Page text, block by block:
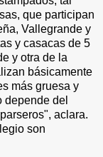
que participan
Vallegrande y
y casacas de 5
y otra de la
básicamente
más gruesa y
depende del
aclara.
son